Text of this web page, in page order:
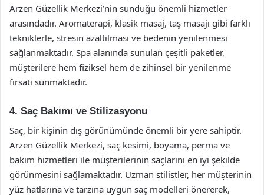
Arzen Güzellik Merkezi’nin sunduğu önemli hizmetler
arasındadır. Aromaterapi, klasik masaj, taş masajı gibi farklı
tekniklerle, stresin azaltılması ve bedenin yenilenmesi
sağlanmaktadır. Spa alanında sunulan çeşitli paketler,
müşterilere hem fiziksel hem de zihinsel bir yenilenme
fırsatı sunmaktadır.
4. Saç Bakımı ve Stilizasyonu
Saç, bir kişinin dış görünümünde önemli bir yere sahiptir.
Arzen Güzellik Merkezi, saç kesimi, boyama, perma ve
bakım hizmetleri ile müşterilerinin saçlarını en iyi şekilde
görünmesini sağlamaktadır. Uzman stilistler, her müşterinin
yüz hatlarına ve tarzına uygun saç modelleri önererek,